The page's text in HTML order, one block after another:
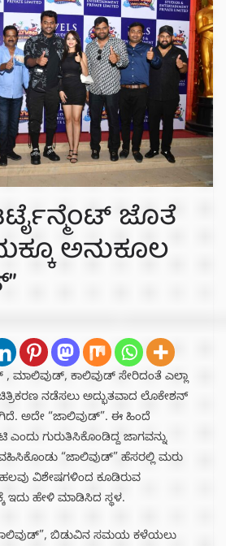
ಜೊತೆ
ಅನುಕೂಲ
, ಮಾಲಿವುಡ್, ಕಾಲಿವುಡ್ ಸೇರಿದಂತೆ ಎಲ್ಲಾ
ನಡೆಸಲು ಅದ್ಭುತವಾದ ಲೊಕೇಶನ್
ಅದೇ “ಜಾಲಿವುಡ್”. ಈ ಹಿಂದೆ
ಗುರುತಿಸಿಕೊಂಡಿದ್ದ ಜಾಗವನ್ನು
“ಜಾಲಿವುಡ್” ಹೆಸರಲ್ಲಿ ಮರು
ವಿಶೇಷಗಳಿಂದ ಕೂಡಿರುವ
ಇದು ಹೇಳಿ ಮಾಡಿಸಿದ ಸ್ಥಳ.
“ಜಾಲಿವುಡ್”, ಬಿಡುವಿನ ಸಮಯ ಕಳೆಯಲು